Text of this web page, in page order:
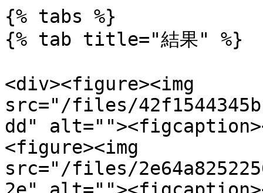
{% tabs %}
{% tab title="結果" %}
<div><figure><img
src="/files/
dd"
<figure><img
src="/files/